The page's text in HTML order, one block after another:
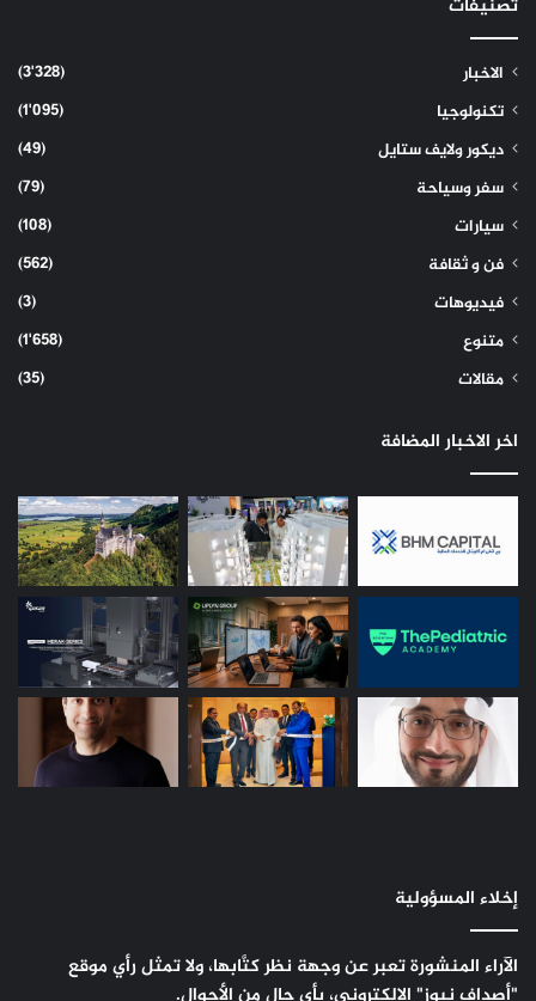
تصنيفات
الاخبار
(3٬328)
تكنولوجيا
(1٬095)
ديكور ولايف ستايل
(49)
سفر وسياحة
(79)
سيارات
(108)
فن و ثقافة
(562)
فيديوهات
(3)
متنوع
(1٬658)
مقالات
(35)
اخر الاخبار المضافة
إخلاء المسؤولية
الآراء المنشورة تعبر عن وجهة نظر كتَّابها، ولا تمثل رأي موقع